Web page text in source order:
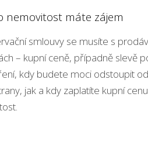
nemovitost máte zájem
smlouvy se musíte s
– kupní ceně, případně slevě
kdy budete moci odstoupit
jak a kdy zaplatíte kupní